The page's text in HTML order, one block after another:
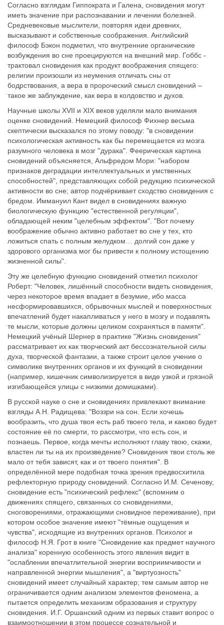
Согласно взглядам Гиппократа и Галена, сновидения могут
иметь значение при распознавании и лечении болезней.
Средневековые мыслители, повторяя идеи древних,
высказывают и собственные соображения. Английский
философ Бэкон подметил, что внутренние органические
возбуждения во сне проецируются на внешний мир. Гоббс -
трактовал сновидения как продукт воображения спящего:
религии произошли из неумения отличать сны от
бодрствования, а вера в пророческий смысл сновидений –
такое же заблуждение, как вера в колдовство и духов.
Научные школы XVII и XIX веков уделяли мало внимания
оценке сновидений. Немецкий философ Фихнер весьма
скептически высказался по этому поводу: "в сновидении
психологическая активность как бы перемещается из мозга
разумного человека в мозг ''дурака". Феерическая картина
сновидений объясняется, Альфредом Мори: "набором
признаков деградации интеллектуальных и умственных
способностей", представляющих собой редукцию психической
активности во сне; автор подчёркивает сходство сновидения с
бредом. Иммануил Кант видел в сновидениях важную
биологическую функцию "естественной регуляции",
обладающей неким "целебным эффектом". "Вот почему
воображение обычно активно работает во сне у тех, кто
ложиться спать с полным желудком… долгий сон даже у
здорового организма мог бы привести к полному истощению
жизненной силы".
Эту же целебную функцию сновидений отметил психолог
Роберт: "Человек, лишённый способности видеть сновидения,
через некоторое время впадает в безумие, ибо масса
несформировавшихся, обрывочных мыслей и поверхностных
впечатлений будет накапливаться у него в мозгу и подавлять
те мысли, которые должны целиком сохраняться в памяти".
Немецкий учёный Шернер в практике "Жизнь сновидения"
рассматривает их как творческий акт бессознательной силы
духа, творческой фантазии, а также строит целое учение о
символике внутренних органов и их функций в сновидении
(например, кишечник символизируется в виде узкой и грязной
изгибающейся улицы с низкими домишками).
В русской науке о сне и сновидениях привлекают внимание
взгляды А.Н. Радищева: "Воззри на сон. Если хочешь
вообразить, что душа твоя есть раб твоего тела, и каково будет
состояние её по смерти, то рассмотри, что есть сон, и
познаешь. Первое, когда мечты исполняют главу твою, скажи,
властен ли ты на их произведение? Сновидения твои столь же
мало от тебя зависят, как и от твоего понятия". В
определённой мере подобная точка зрения предвосхитила
рефлекторную природу сновидений. Согласно И.М. Сеченову,
сновидение есть "психический рефлекс" (вспомним о
движениях спящего, связанных со сновидениями,
сноговорениями, отражающими сновидное переживание), при
котором особое значение имеют "тёмные ощущения и
чувства", исходящие из внутренних органов. Психолог и
философ Н.Я. Грот в книге "Сновидение как предмет научного
анализа" коренную особенность этого явления видит в
"ослаблении впечатлительной энергии восприимчивости и
направленной энергии мышления", а "виртуозность"
сновидений имеет случайный характер; тем самым автор не
ограничивается одним анализом элементов феномена, а
пытается определить механизм образования и структуру
сновидения. И.Г. Оршанский одним из первых ставит вопрос о
взаимоотношении в этом процессе сознательной и